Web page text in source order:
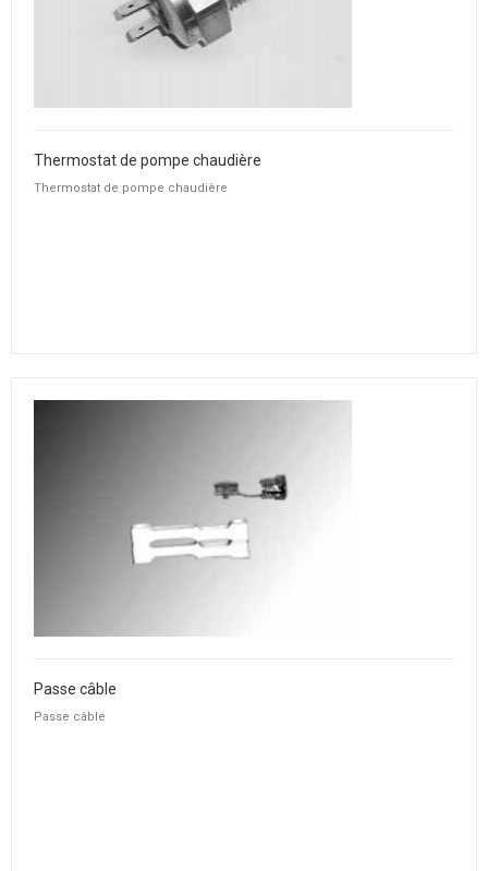
Thermostat de pompe chaudière
Thermostat de pompe chaudière
Passe câble
Passe câble